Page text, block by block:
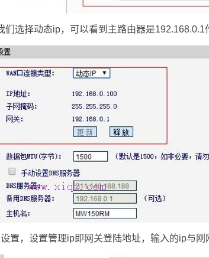
择动态ip，可以看到主路由器是192.168.0.1
，设置管理ip即网关登陆地址，输入的ip与刚